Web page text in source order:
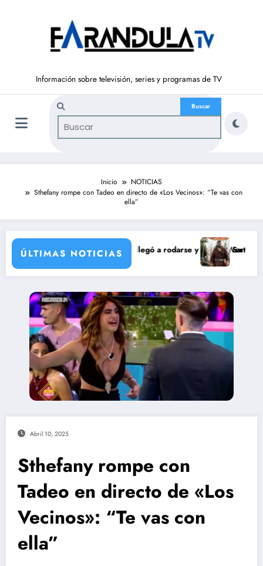
Información sobre televisión, series y programas de TV
Inicio
NOTICIAS
Sthefany rompe con Tadeo en directo de «Los Vecinos»: “Te vas con
ella”
ÚLTIMAS NOTICIAS
de María Castro
Ordóñez que nunca llegó a rodarse y que convertía a Isabel
‘Sandokán’ tendrá
Abril 10, 2025
Sthefany rompe con
Tadeo en directo de «Los
Vecinos»: “Te vas con
ella”